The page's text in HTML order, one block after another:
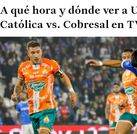
A qué hora y dónde ver a
Católica vs. Cobresal en